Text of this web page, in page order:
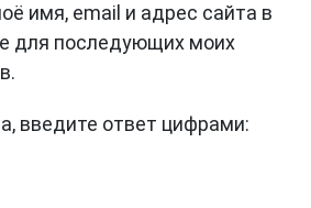
имя, email и адрес сайта в
для последующих моих
введите ответ цифрами: